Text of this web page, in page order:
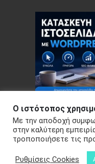
Copyright © 2026
Sparkle
Ο ιστότοπος
Με την αποδοχή
στην καλύτερη
τροποποιήσετε τις
Ρυθμίσεις Cookies